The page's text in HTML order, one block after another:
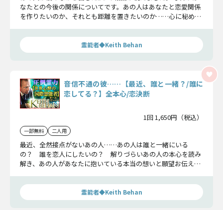
なたとの今後の関係についてです。あの人はあなたと恋愛関係
を作りたいのか、それとも距離を置きたいのか……心に秘めた
霊能者◆Keith Behan
音信不通の彼……【最近、誰と一緒？/誰に
恋してる？】全本心/恋決断
1回 1,650円（税込）
一部無料 二人用
最近、全然接点がないあの人……あの人は誰と一緒にいる
の？ 誰を恋人にしたいの？ 解りづらいあの人の本心を読み
解き、あの人があなたに抱いている本当の想いと願望お伝えし
霊能者◆Keith Behan